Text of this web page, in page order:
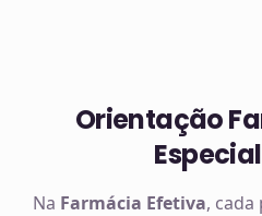
Orientação
Na Farmácia Efetiva, cada